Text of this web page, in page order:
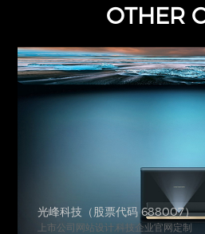
OTHER
光峰科技（股票代码 688007）
上市公司网站设计,科技企业官网定制